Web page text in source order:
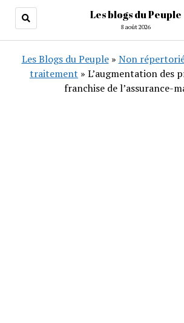
Les blogs du Peuple
8 août 2026
Les Blogs du Peuple» Non
traitement » L’augmentation des
franchise de l’assurance-